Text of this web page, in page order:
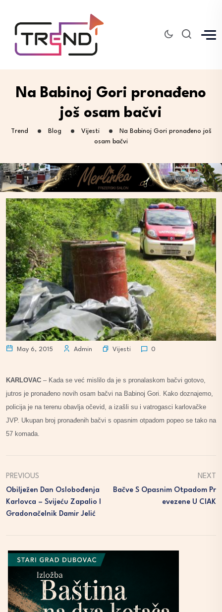
Na Babinoj Gori pronađeno
još osam bačvi
Trend Blog Vijesti
Na Babinoj Gori pronađeno još
osam bačvi
May 6, 2015 Admin Vijesti 0
KARLOVAC – Kada se već mislilo da je s pronalaskom bačvi gotovo,
jutros je pronađeno novih osam bačvi na Babinoj Gori. Kako doznajemo,
policija je na terenu obavlja očevid, a izašli su i vatrogasci karlovačke
JVP. Ukupan broj pronađenih bačvi s opasnim otpadom popeo se tako na
57 komada.
PREVIOUS
Obilježen Dan Oslobođenja
Karlovca – Svijeću Zapalio I
Gradonačelnik Damir Jelić
NEXT
Bačve S Opasnim Otpadom Pr
Evezene U CIAK